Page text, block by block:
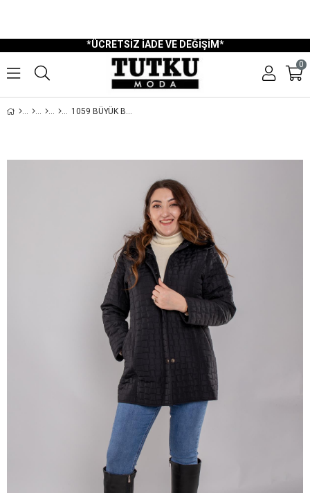
*ÜCRETSİZ İADE VE DEĞİŞİM*
0
1059 BÜYÜK BEDEN İÇI KÜRKLÜ KAPITONE KADIN MONT